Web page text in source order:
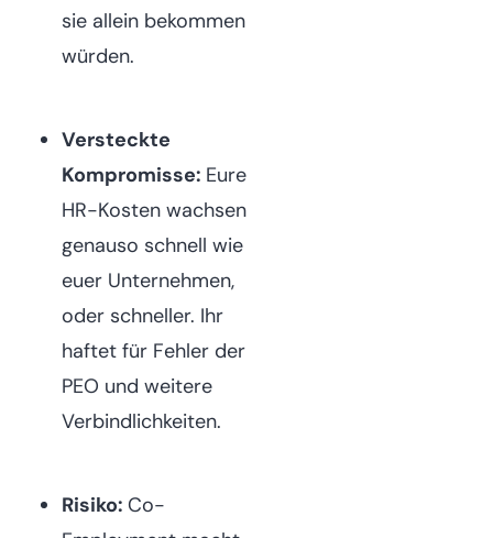
sie allein bekommen
würden.
Versteckte
Kompromisse: Eure
HR-Kosten wachsen
genauso schnell wie
euer Unternehmen,
oder schneller. Ihr
haftet für Fehler der
PEO und weitere
Verbindlichkeiten.
Risiko: Co-